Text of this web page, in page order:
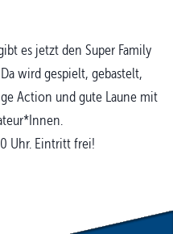
es jetzt den Super Family
wird gespielt, gebastelt,
Action und gute Laune mit
Uhr. Eintritt frei!